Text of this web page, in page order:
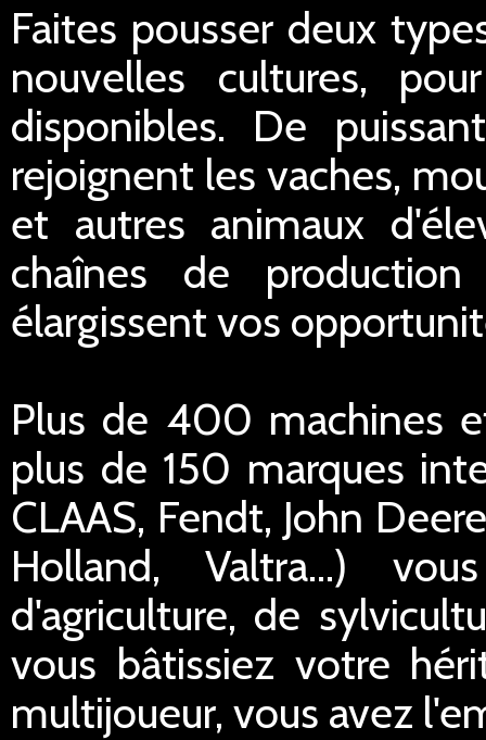
Faites pousser deux
nouvelles cultures,
disponibles. De
rejoignent les vaches,
et autres animaux
chaînes de
élargissent vos
Plus de 400 machines
plus de 150 marques
CLAAS, Fendt, John
Holland, Valtra...)
d'agriculture, de
vous bâtissiez votre
multijoueur, vous avez